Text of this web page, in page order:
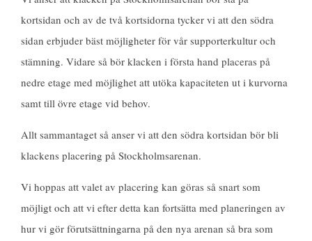
kortsidan och av de två kortsidorna tycker vi att den södra
sidan erbjuder bäst möjligheter för vår supporterkultur och
stämning. Vidare så bör klacken i första hand placeras på
nedre etage med möjlighet att utöka kapaciteten ut i kurvorna
samt till övre etage vid behov.
Allt sammantaget så anser vi att den södra kortsidan bör bli
klackens placering på Stockholmsarenan.
Vi hoppas att valet av placering kan göras så snart som
möjligt och att vi efter detta kan fortsätta med planeringen av
hur vi gör förutsättningarna på den nya arenan så bra som